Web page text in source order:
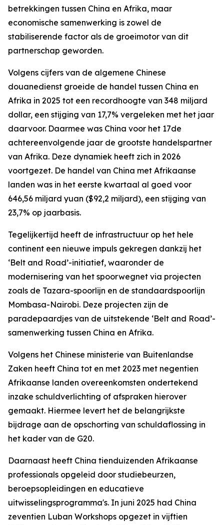
betrekkingen tussen China en Afrika, maar
economische samenwerking is zowel de
stabiliserende factor als de groeimotor van dit
partnerschap geworden.
Volgens cijfers van de algemene Chinese
douanedienst groeide de handel tussen China en
Afrika in 2025 tot een recordhoogte van 348 miljard
dollar, een stijging van 17,7% vergeleken met het jaar
daarvoor. Daarmee was China voor het 17de
achtereenvolgende jaar de grootste handelspartner
van Afrika. Deze dynamiek heeft zich in 2026
voortgezet. De handel van China met Afrikaanse
landen was in het eerste kwartaal al goed voor
646,56 miljard yuan ($92,2 miljard), een stijging van
23,7% op jaarbasis.
Tegelijkertijd heeft de infrastructuur op het hele
continent een nieuwe impuls gekregen dankzij het
‘Belt and Road’-initiatief, waaronder de
modernisering van het spoorwegnet via projecten
zoals de Tazara-spoorlijn en de standaardspoorlijn
Mombasa-Nairobi. Deze projecten zijn de
paradepaardjes van de uitstekende ‘Belt and Road’-
samenwerking tussen China en Afrika.
Volgens het Chinese ministerie van Buitenlandse
Zaken heeft China tot en met 2023 met negentien
Afrikaanse landen overeenkomsten ondertekend
inzake schuldverlichting of afspraken hierover
gemaakt. Hiermee levert het de belangrijkste
bijdrage aan de opschorting van schuldaflossing in
het kader van de G20.
Daarnaast heeft China tienduizenden Afrikaanse
professionals opgeleid door studiebeurzen,
beroepsopleidingen en educatieve
uitwisselingsprogramma's. In juni 2025 had China
zeventien Luban Workshops opgezet in vijftien